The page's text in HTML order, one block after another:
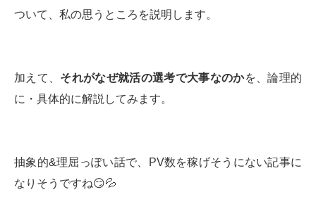
ついて、私の思うところを説明します。
加えて、 それがなぜ就活の選考で大事なのかを、論理的
に・具体的に解説してみます。
抽象的&理屈っぽい話で、PV数を稼げそうにない記事に
なりそうですね😏💦